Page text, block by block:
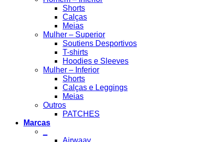
Shorts
Calças
Meias
Mulher – Superior
Soutiens Desportivos
T-shirts
Hoodies e Sleeves
Mulher – Inferior
Shorts
Calças e Leggings
Meias
Outros
PATCHES
Marcas
Airwaav